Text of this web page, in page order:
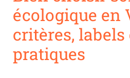
écologique en
critères,
pratiques